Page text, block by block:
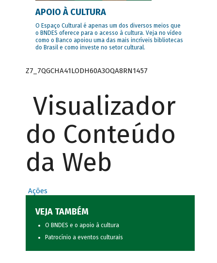
APOIO À CULTURA
O Espaço Cultural é apenas um dos diversos meios que
o BNDES oferece para o acesso à cultura. Veja no vídeo
como o Banco apoiou uma das mais incríveis bibliotecas
do Brasil e como investe no setor cultural.
Z7_7QGCHA41LODH60A3OQA8RN1457
Visualizador
do Conteúdo
da Web
Ações
VEJA TAMBÉM
O BNDES e o apoio à cultura
Patrocínio a eventos culturais